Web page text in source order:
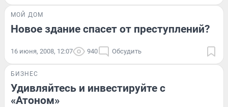
МОЙ ДОМ
Новое здание спасет от преступлений?
16 июня, 2008, 12:07 940 Обсудить
БИЗНЕС
Удивляйтесь и инвестируйте с
«Атоном»